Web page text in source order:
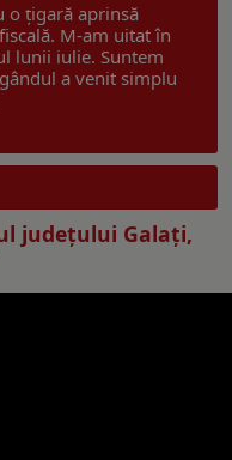
o țigară aprinsă
M-am uitat în
lunii iulie. Suntem
a venit simplu
judeţului Galaţi,